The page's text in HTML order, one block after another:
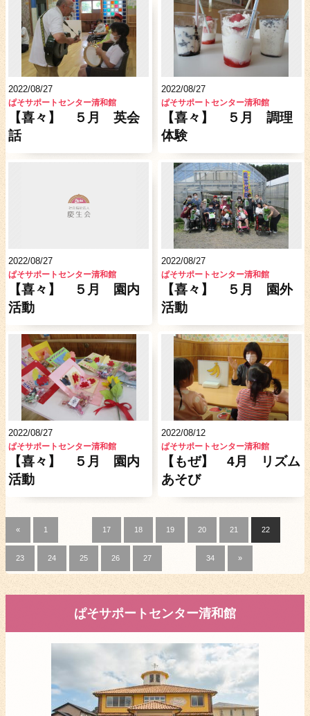
2022/08/27
ぱそサポートセンター清和館
【喜々】 ５月 英会
話
2022/08/27
ぱそサポートセンター清和館
【喜々】 ５月 調理
体験
2022/08/27
ぱそサポートセンター清和館
【喜々】 ５月 園内
活動
2022/08/27
ぱそサポートセンター清和館
【喜々】 ５月 園外
活動
2022/08/27
ぱそサポートセンター清和館
【喜々】 ５月 園内
活動
2022/08/12
ぱそサポートセンター清和館
【もぜ】 4月 リズム
あそび
« 1 17 18 19 20 21 22
23 24 25 26 27 34 »
ぱそサポートセンター清和館